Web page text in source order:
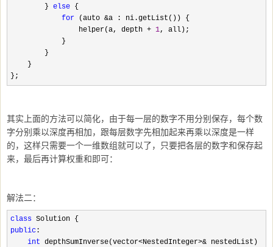
        }
else {
for (auto &a : ni.getList()) {
                helper(a, depth
+ 1, all);
            }
        }
    }
};
其实上面的方法可以简化，由于每一层的数字不用分别保存，每个数
字分别乘以深度再相加，跟每层数字先相加起来再乘以深度是一样
的，这样只需要一个一维数组就可以了，只要把各层的数字和保存起
来，最后再计算权重和即可：
解法二：
class
public :
int depthSumInverse(vector<NestedInteger>& nestedList) {